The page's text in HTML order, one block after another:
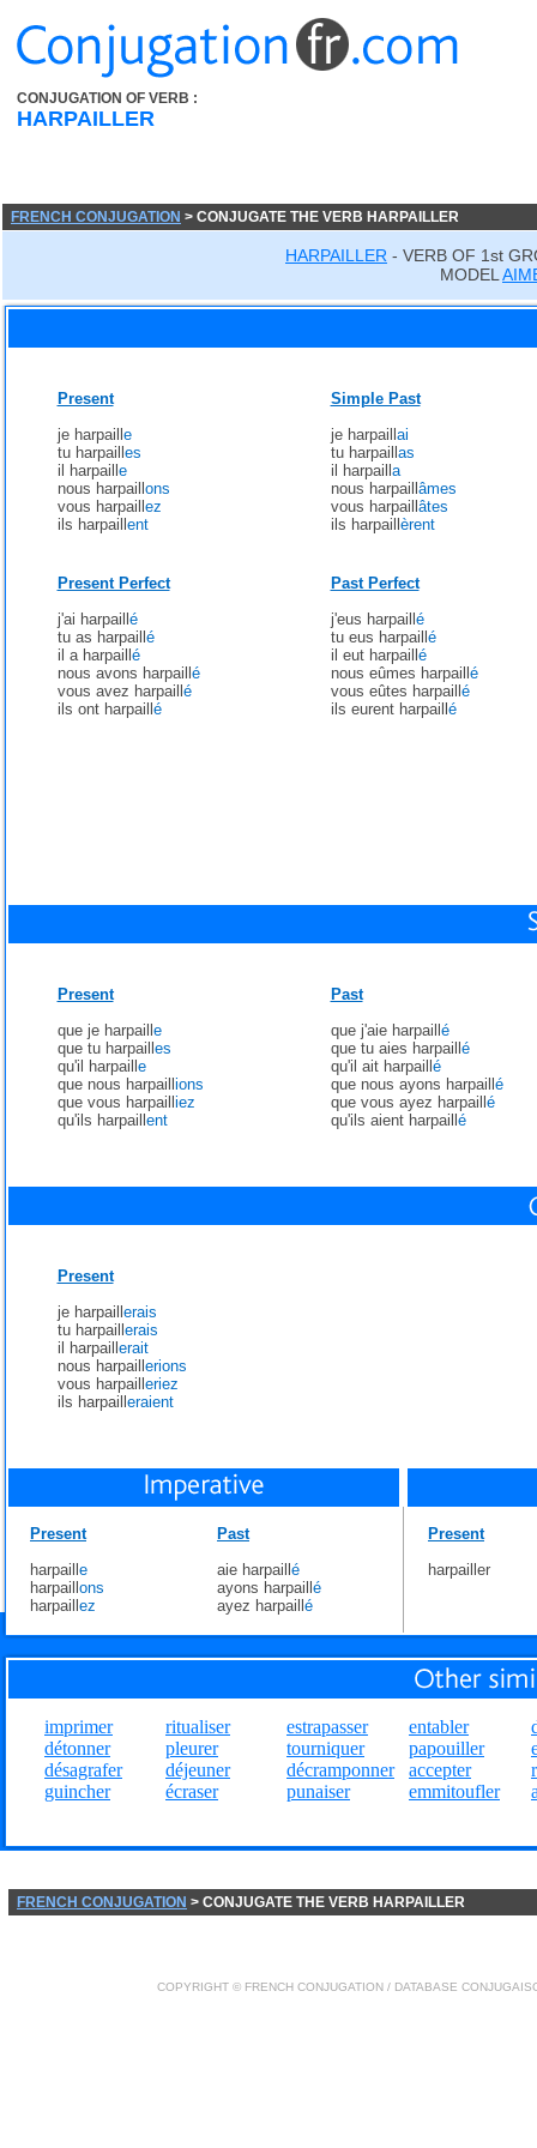
CONJUGATION OF VERB :
HARPAILLER
FRENCH CONJUGATION > CONJUGATE THE VERB HARPAILLER
HARPAILLER - VERB OF 1st
MODEL
Present
je harpaill e
tu harpaill es
il harpaill e
nous harpaill ons
vous harpaill ez
ils harpaill ent
Simple Past
je harpaill ai
tu harpaill as
il harpaill a
nous harpaill âmes
vous harpaill âtes
ils harpaill èrent
Present Perfect
j'ai harpaill é
tu as harpaill é
il a harpaill é
nous avons harpaill é
vous avez harpaill é
ils ont harpaill é
Past Perfect
j'eus harpaill é
tu eus harpaill é
il eut harpaill é
nous eûmes harpaill é
vous eûtes harpaill é
ils eurent harpaill é
Present
que je harpaill e
que tu harpaill es
qu'il harpaill e
que nous harpaill ions
que vous harpaill iez
qu'ils harpaill ent
Past
que j'aie harpaill é
que tu aies harpaill é
qu'il ait harpaill é
que nous ayons harpaill é
que vous ayez harpaill é
qu'ils aient harpaill é
Present
je harpaill erais
tu harpaill erais
il harpaill erait
nous harpaill erions
vous harpaill eriez
ils harpaill eraient
Present
harpaill e
harpaill ons
harpaill ez
Past
aie harpaill é
ayons harpaill é
ayez harpaill é
Present
harpailler
imprimer
détonner
désagrafer
guincher
ritualiser
pleurer
déjeuner
écraser
estrapasser
tourniquer
décramponner
punaiser
entabler
papouiller
accepter
emmitoufler
FRENCH CONJUGATION > CONJUGATE THE VERB HARPAILLER
COPYRIGHT © FRENCH CONJUGATION / DATABASE